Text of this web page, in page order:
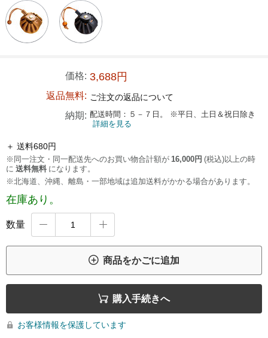
価格: 3,688円
返品無料: ご注文の返品について
納期: 配送時間：５－７日。 ※平日、土日＆祝日除き
詳細を見る
＋ 送料680円
※同一注文・同一配送先へのお買い物合計額が 16,000円 (税込)以上の時
に 送料無料 になります。
※北海道、沖縄、離島・一部地域は追加送料がかかる場合があります。
在庫あり。
数量  
 商品をかごに追加
 購入手続きへ
 お客様情報を保護しています